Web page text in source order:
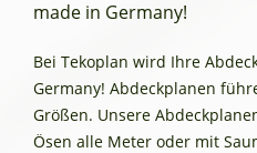
made in Germany!
Bei Tekoplan wird Ihre
Germany! Abdeckplanen
Größen. Unsere
Ösen alle Meter oder mit